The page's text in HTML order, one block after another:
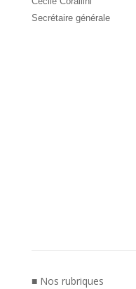
Secrétaire générale
■ Nos rubriques